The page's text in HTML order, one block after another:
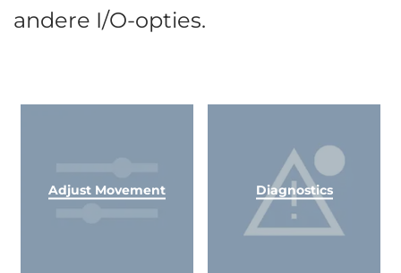
andere I/O-opties.
Adjust Movement Diagnostics